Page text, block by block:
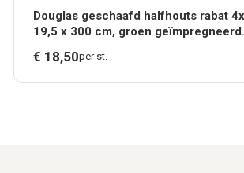
Douglas geschaafd halfhouts rabat
19,5 x 300 cm, groen
€ 18,50per st.